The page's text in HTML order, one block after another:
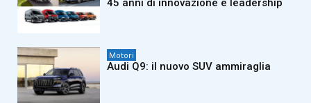
45 anni di innovazione e leadership
Motori
Audi Q9: il nuovo SUV ammiraglia